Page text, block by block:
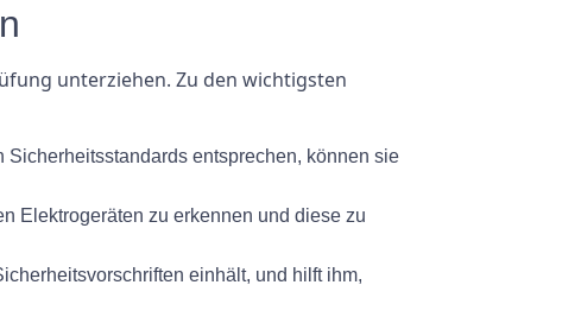
unterziehen. Zu den wichtigsten
entsprechen, können sie
Elektrogeräten zu erkennen und diese zu
einhält, und hilft ihm,